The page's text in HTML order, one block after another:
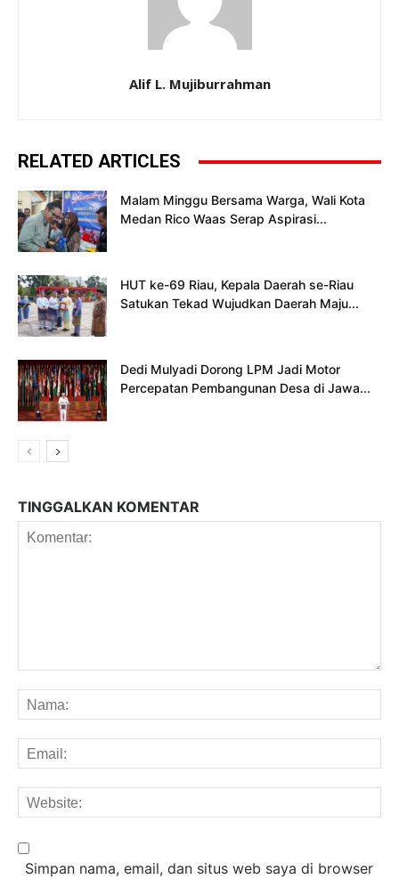
Alif L. Mujiburrahman
RELATED ARTICLES
Malam Minggu Bersama Warga, Wali Kota
Medan Rico Waas Serap Aspirasi...
HUT ke-69 Riau, Kepala Daerah se-Riau
Satukan Tekad Wujudkan Daerah Maju...
Dedi Mulyadi Dorong LPM Jadi Motor
Percepatan Pembangunan Desa di Jawa...
TINGGALKAN KOMENTAR
Simpan nama, email, dan situs web saya di browser